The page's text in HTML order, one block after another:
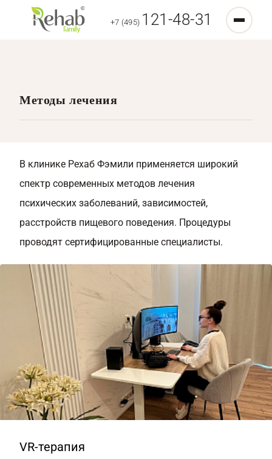
+7 (495) 121-48-31
Методы лечения
В клинике Рехаб Фэмили применяется широкий
спектр современных методов лечения
психических заболеваний, зависимостей,
расстройств пищевого поведения. Процедуры
проводят сертифицированные специалисты.
VR-терапия